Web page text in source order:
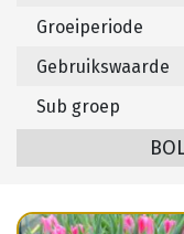
Groeiperiode
Gebruikswaarde
Sub groep